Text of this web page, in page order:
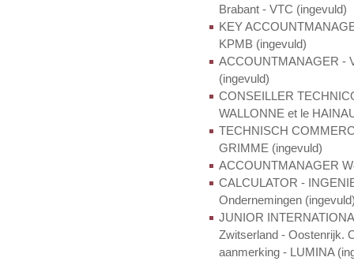
Brabant - VTC (ingevuld)
KEY
KPMB (ingevuld)
ACCOUNTMANAGER -
(ingevuld)
CONSEILLER
WALLONNE et le
TECHNISCH
GRIMME (ingevuld)
ACCOUNTMANAGER
CALCULATOR -
Ondernemingen
JUNIOR
Zwitserland - Oostenrijk.
aanmerking - LUMINA